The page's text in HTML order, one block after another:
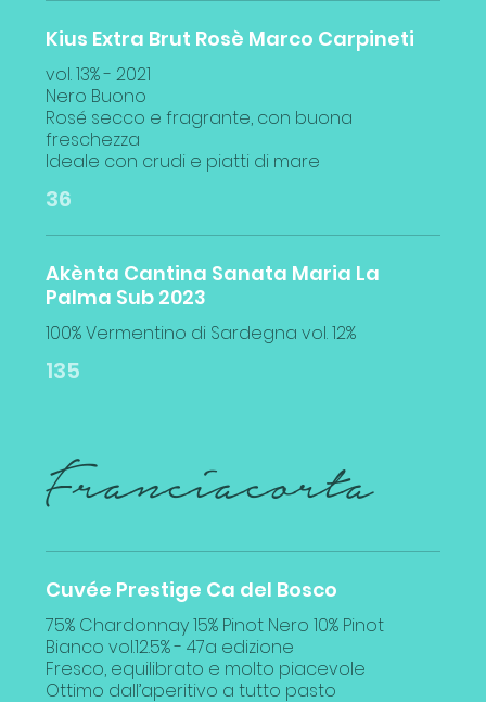
Kius Extra Brut Rosè Marco Carpineti
vol. 13% - 2021
Nero Buono
Rosé secco e fragrante, con buona
freschezza
36
Akènta Cantina Sanata Maria La
Palma Sub 2023
100% Vermentino di Sardegna vol. 12%
135
Franciacorta
Cuvée Prestige Ca del Bosco
75% Chardonnay 15% Pinot Nero 10% Pinot
Bianco vol.12.5% - 47a edizione
Fresco, equilibrato e molto piacevole